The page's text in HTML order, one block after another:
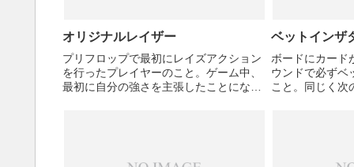
オリジナルレイザー
プリフロップで最初にレイズアクション
を行ったプレイヤーのこと。ゲーム中、
最初に自分の強さを主張したことになる
ベットインザ
ボードにカード
ウンドで必ずベ
こと。同じく次